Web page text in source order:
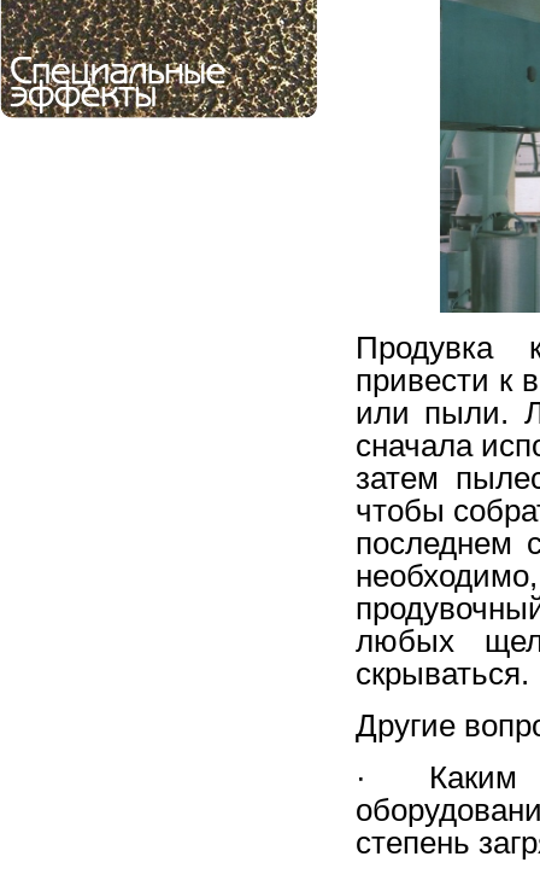
Продувка
привести к
или пыли.
сначала
затем
чтобы
последнем
любых
скрываться.
Другие
· Каким
степень